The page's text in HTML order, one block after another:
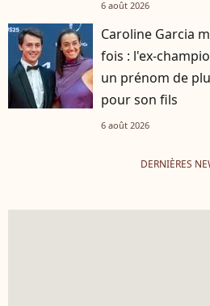
6 août 2026
Caroline Garcia
fois : l'ex-
un prénom de
pour son fils
6 août 2026
DERNIÈRES